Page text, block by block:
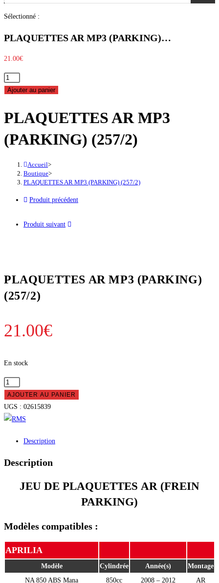
Sélectionné :
PLAQUETTES AR MP3 (PARKING)…
21.00€
quantité
de
AR
(PARKING)
Ajouter au panier
PLAQUETTES AR MP3
(PARKING) (257/2)
Accueil>
Boutique>
PLAQUETTES AR MP3 (PARKING) (257/2)
Produit précédent
Produit suivant
PLAQUETTES AR MP3 (PARKING)
(257/2)
21.00€
En stock
quantité
de
PLAQUETTES
AR
(PARKING)
AJOUTER AU PANIER
UGS : 02615839
Description
Description
JEU DE PLAQUETTES AR (FREIN
PARKING)
Modèles compatibles :
APRILIA
Modèle Cylindrée Année(s)
Montage
NA 850 ABS Mana
850cc 2008 – 2012
AR